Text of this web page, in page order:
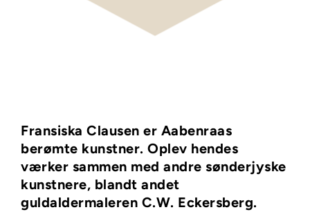
Fransiska Clausen er Aabenraas
berømte kunstner. Oplev hendes
værker sammen med andre sønderjyske
kunstnere, blandt andet
guldaldermaleren C.W. Eckersberg.